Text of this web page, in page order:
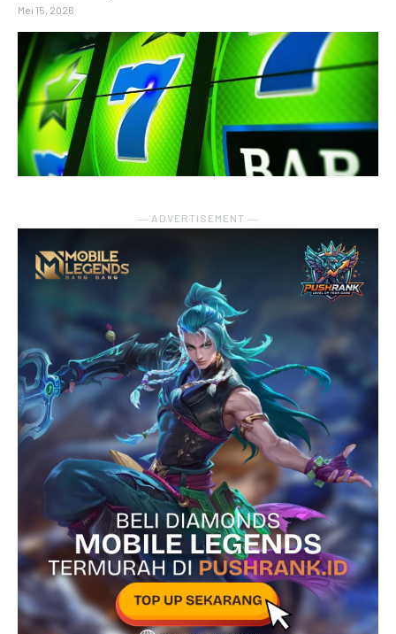
Mei 15, 2026
― ADVERTISEMENT ―